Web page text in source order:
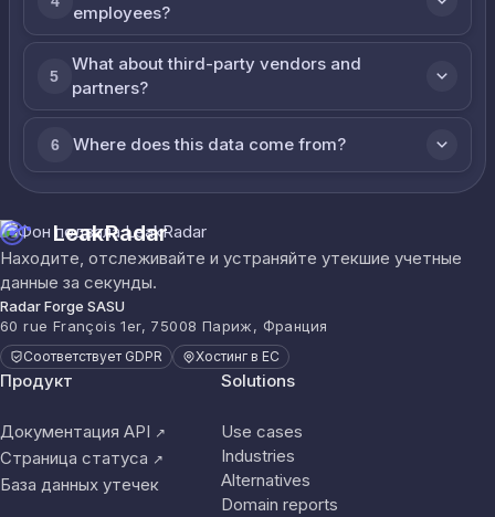
employees?
5
What about third-party vendors and
partners?
6 Where does this data come from?
LeakRadar
Находите, отслеживайте и устраняйте утекшие учетные
данные за секунды.
Radar Forge SASU
60 rue François 1er, 75008 Париж, Франция
Соответствует GDPR Хостинг в ЕС
Продукт
Документация API ↗
Страница статуса ↗
База данных утечек
Solutions
Use cases
Industries
Alternatives
Domain reports